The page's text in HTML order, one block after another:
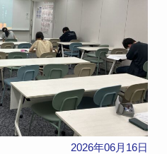
2026年06月16日